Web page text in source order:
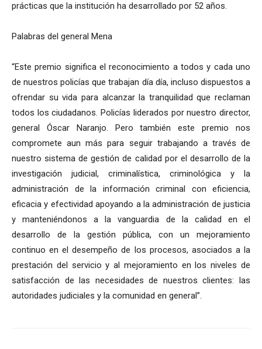
prácticas que la institución ha desarrollado por 52 años.
Palabras del general Mena
“Este premio significa el reconocimiento a todos y cada uno
de nuestros policías que trabajan día día, incluso dispuestos a
ofrendar su vida para alcanzar la tranquilidad que reclaman
todos los ciudadanos. Policías liderados por nuestro director,
general Óscar Naranjo. Pero también este premio nos
compromete aun más para seguir trabajando a través de
nuestro sistema de gestión de calidad por el desarrollo de la
investigación judicial, criminalística, criminológica y la
administración de la información criminal con eficiencia,
eficacia y efectividad apoyando a la administración de justicia
y manteniéndonos a la vanguardia de la calidad en el
desarrollo de la gestión pública, con un mejoramiento
continuo en el desempeño de los procesos, asociados a la
prestación del servicio y al mejoramiento en los niveles de
satisfacción de las necesidades de nuestros clientes: las
autoridades judiciales y la comunidad en general”.